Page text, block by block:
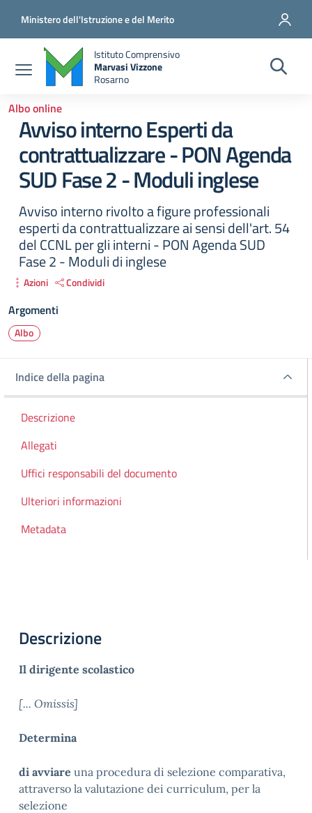
Ministero dell'Istruzione e del Merito
Istituto Comprensivo
Marvasi Vizzone
Rosarno
Albo online
Avviso interno Esperti da
contrattualizzare - PON Agenda
SUD Fase 2 - Moduli inglese
Avviso interno rivolto a figure professionali
esperti da contrattualizzare ai sensi dell'art. 54
del CCNL per gli interni - PON Agenda SUD
Fase 2 - Moduli di inglese
Azioni Condividi
Argomenti
Albo
Indice della pagina
Indice della pagina
Descrizione
Allegati
Uffici responsabili del documento
Ulteriori informazioni
Metadata
Descrizione
Il dirigente scolastico
[... Omissis]
Determina
di avviare una procedura di selezione comparativa,
attraverso la valutazione dei curriculum, per la
selezione